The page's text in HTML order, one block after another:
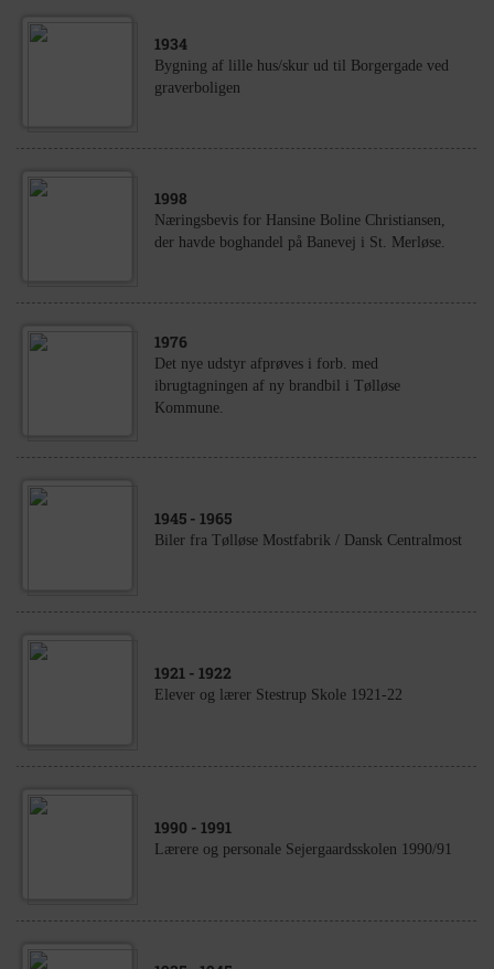
1934
Bygning af lille hus/skur ud til Borgergade ved
graverboligen
1998
Næringsbevis for Hansine Boline Christiansen,
der havde boghandel på Banevej i St. Merløse.
1976
Det nye udstyr afprøves i forb. med
ibrugtagningen af ny brandbil i Tølløse
Kommune.
1945 - 1965
Biler fra Tølløse Mostfabrik / Dansk Centralmost
1921 - 1922
Elever og lærer Stestrup Skole 1921-22
1990 - 1991
Lærere og personale Sejergaardsskolen 1990/91